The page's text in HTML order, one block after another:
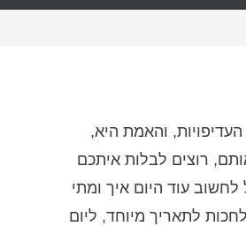
והאמת היא,
רוצים לבלות איתכם
עוד היום איך ומתי
לתאריך מיוחד, ליום